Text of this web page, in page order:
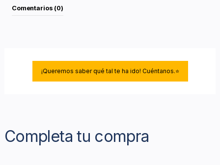
Comentarios (0)
¡Queremos saber qué tal te ha ido! Cuéntanos.⭐
Completa tu compra